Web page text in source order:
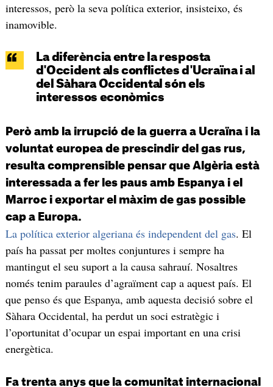
interessos, però la seva política exterior, insisteixo, és
inamovible.
La diferència entre la resposta
d'Occident als conflictes d'Ucraïna i al
del Sàhara Occidental són els
interessos econòmics
Però amb la irrupció de la guerra a Ucraïna i la
voluntat europea de prescindir del gas rus,
resulta comprensible pensar que Algèria està
interessada a fer les paus amb Espanya i el
Marroc i exportar el màxim de gas possible
cap a Europa.
La política exterior algeriana és independent del gas. El
país ha passat per moltes conjuntures i sempre ha
mantingut el seu suport a la causa sahrauí. Nosaltres
només tenim paraules d’agraïment cap a aquest país. El
que penso és que Espanya, amb aquesta decisió sobre el
Sàhara Occidental, ha perdut un soci estratègic i
l’oportunitat d’ocupar un espai important en una crisi
energètica.
Fa trenta anys que la comunitat internacional